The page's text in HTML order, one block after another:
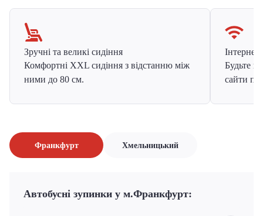
Зручні та великі сидіння
Комфортні XXL сидіння з відстанню між
ними до 80 см.
Інтернет
Будьте
сайти
Франкфурт Хмельницький
Автобусні зупинки у м.Франкфурт: